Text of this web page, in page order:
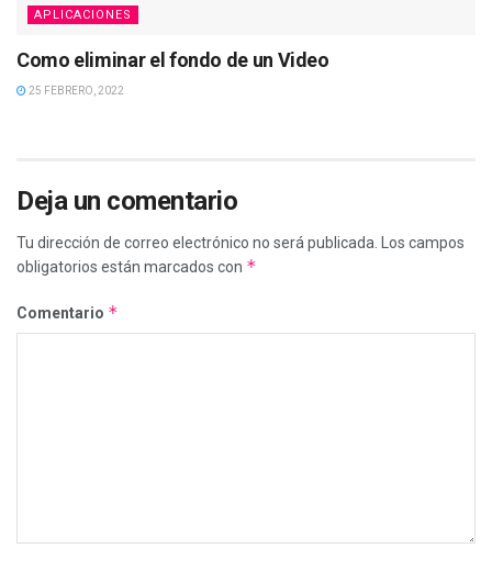
APLICACIONES
Como eliminar el fondo de un Video
25 FEBRERO, 2022
Deja un comentario
Tu dirección de correo electrónico no será publicada.
Los campos
obligatorios están marcados con *
Comentario *